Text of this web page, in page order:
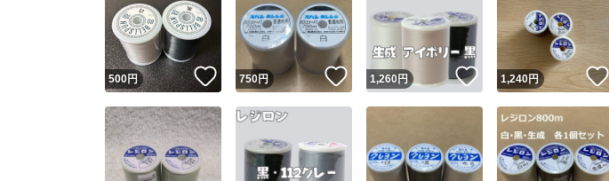
500円 いいね！
750円 いいね！
1,260円 いいね！
1,240円